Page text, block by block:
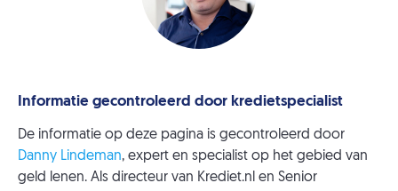
Informatie gecontroleerd door kredietspecialist
De informatie op deze pagina is gecontroleerd door
Danny Lindeman, expert en specialist op het gebied van
geld lenen. Als directeur van Krediet.nl en Senior